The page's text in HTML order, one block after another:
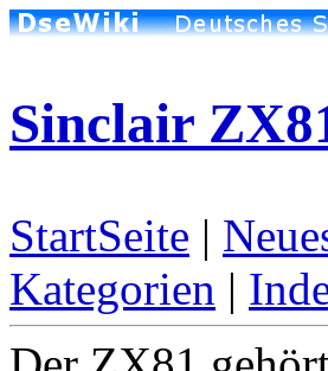
Sinclair
StartSeite |
Kategorien |